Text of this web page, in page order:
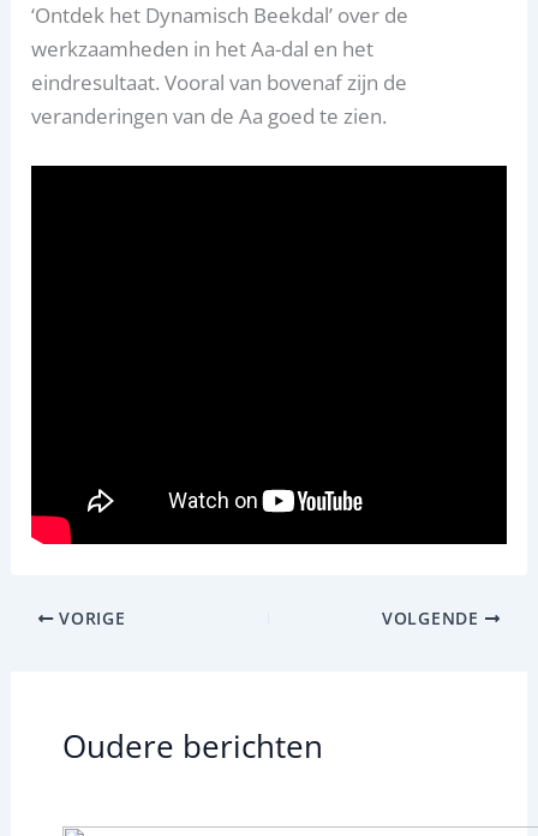
‘Ontdek het Dynamisch Beekdal’ over de
werkzaamheden in het Aa-dal en het
eindresultaat. Vooral van bovenaf zijn de
veranderingen van de Aa goed te zien.
VORIGE VOLGENDE
Oudere berichten